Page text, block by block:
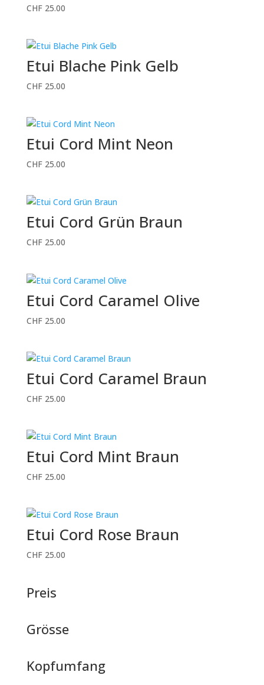
CHF25.00
Etui Blache Pink Gelb
CHF25.00
Etui Cord Mint Neon
CHF25.00
Etui Cord Grün Braun
CHF25.00
Etui Cord Caramel Olive
CHF25.00
Etui Cord Caramel Braun
CHF25.00
Etui Cord Mint Braun
CHF25.00
Etui Cord Rose Braun
CHF25.00
Preis
Grösse
Kopfumfang